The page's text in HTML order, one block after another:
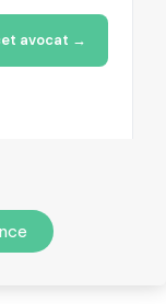
avocat →